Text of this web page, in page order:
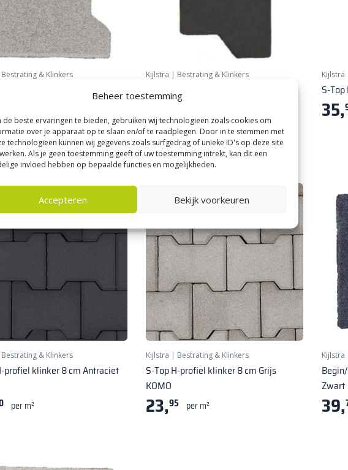
Beheer toestemming
de beste ervaringen te bieden, gebruiken wij technologieën zoals cookies om
over je apparaat op te slaan en/of te raadplegen. Door in te stemmen met
technologieën kunnen wij gegevens zoals surfgedrag of unieke ID's op deze site
Als je geen toestemming geeft of uw toestemming intrekt, kan dit een
invloed hebben op bepaalde functies en mogelijkheden.
Accepteren Bekijk voorkeuren
Bestrating & Klinkers
profiel begin/eind 8 cm Grijs
Kijlstra | Bestrating & Klinkers
S-Top Halve H-profiel klinker 8 cm
Antraciet
39,75 per m²
Kijlstra
S-
35,
Bestrating & Klinkers
profiel klinker 8 cm Antraciet
per m²
★ Bestseller
Kijlstra | Bestrating & Klinkers
S-Top H-profiel klinker 8 cm Grijs
KOMO
23,95 per m²
Kijlstra
Zwart
39,